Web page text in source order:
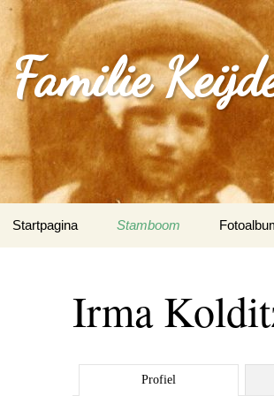
Familie
naar
Startpagina Stamboom
0_Joep
Irma
Profiel